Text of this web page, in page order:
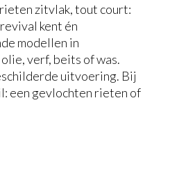
zitvlak, tout court:
kent én
modellen in
verf, beits of was.
uitvoering. Bij
een gevlochten rieten of